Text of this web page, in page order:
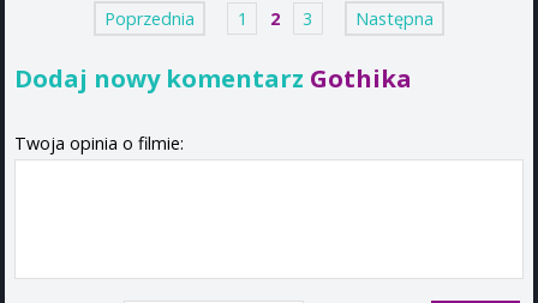
Poprzednia 1 2 3 Następna
Dodaj nowy komentarz Gothika
Twoja opinia o filmie: